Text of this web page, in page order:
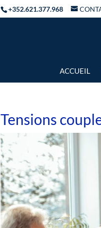
+352.621.377.968
ACCUEIL
Tensions